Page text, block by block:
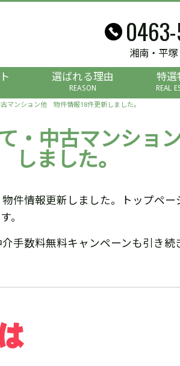
湘南・平
選ばれる理由
REASON
特選
REAL
マンション他 物件情報18件更新しました。
・中古マンショ
しました。
報更新しました。トップページ
。
数料無料キャンペーンも引き続